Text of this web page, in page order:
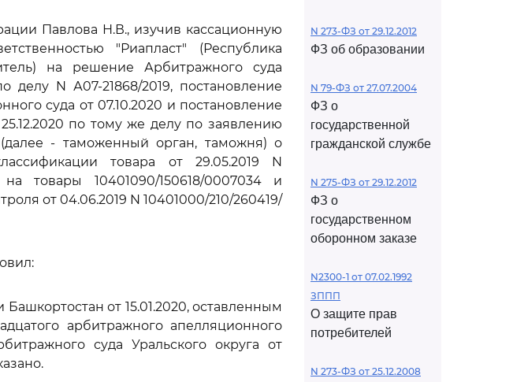
Павлова Н.В., изучив кассационную
"Риапласт" (Республика
на решение Арбитражного суда
делу N А07-21868/2019, постановление
суда от 07.10.2020 и постановление
по тому же делу по заявлению
- таможенный орган, таможня) о
товара от 29.05.2019 N
товары 10401090/150618/0007034 и
от 04.06.2019 N 10401000/210/260419/
от 15.01.2020, оставленным
арбитражного апелляционного
суда Уральского округа от
N 273-ФЗ от 29.12.2012
ФЗ об образовании
N 79-ФЗ от 27.07.2004
ФЗ о
государственной
гражданской службе
N 275-ФЗ от 29.12.2012
ФЗ о
государственном
оборонном заказе
N2300-1 от 07.02.1992
ЗППП
О защите прав
потребителей
N 273-ФЗ от 25.12.2008